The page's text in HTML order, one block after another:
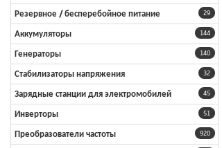
29
Резервное / бесперебойное питание
144
Аккумуляторы
140
Генераторы
32
Стабилизаторы напряжения
45
Зарядные станции для электромобилей
51
Инверторы
920
Преобразователи частоты